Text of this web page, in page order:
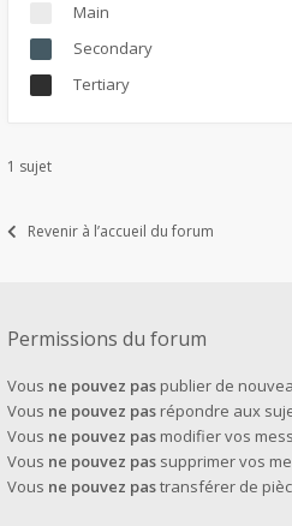
Main
Secondary
Tertiary
1 sujet
Revenir à l’accueil du forum
Permissions du forum
Vous ne pouvez pas publier de
Vous ne pouvez pas répondre aux
Vous ne pouvez pas modifier vos
Vous ne pouvez pas supprimer vos
Vous ne pouvez pastransférer de